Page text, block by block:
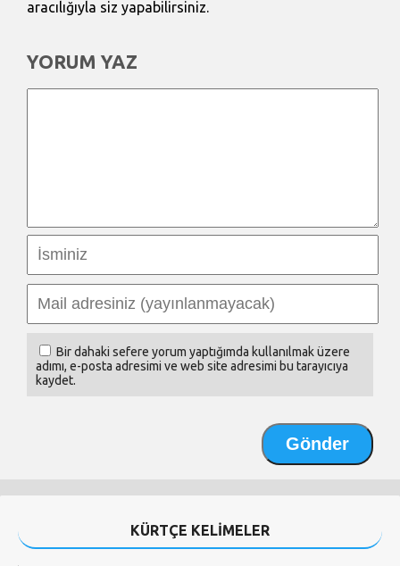
aracılığıyla siz yapabilirsiniz.
YORUM YAZ
Bir dahaki sefere yorum yaptığımda kullanılmak üzere
adımı, e-posta adresimi ve web site adresimi bu tarayıcıya
kaydet.
KÜRTÇE KELİMELER